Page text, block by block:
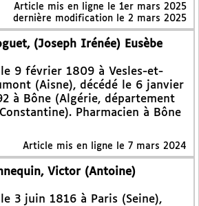
Article mis en ligne le 1er mars 2025
dernière modification le 2 mars 2025
(Joseph Irénée) Eusèbe
le 9 février 1809 à Vesles-et-
(Aisne), décédé le 6 janvier
à Bône (Algérie, département
Pharmacien à Bône
Article mis en ligne le 7 mars 2024
Victor (Antoine)
le 3 juin 1816 à Paris (Seine),